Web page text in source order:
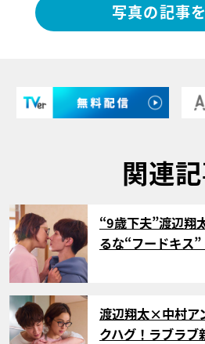
写真の記事
関連
サムネイル
“9歳下夫”渡辺翔
るな“フードキ
サムネイル
渡辺翔太×中村ア
クハグ！ラブラ